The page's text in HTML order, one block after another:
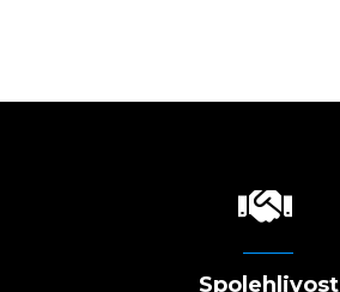
Spolehlivost